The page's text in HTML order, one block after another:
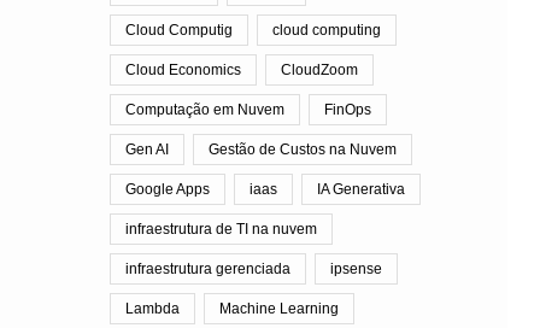
Cloud Computig cloud computing
Cloud Economics CloudZoom
Computação em Nuvem FinOps
Gen AI Gestão de Custos na Nuvem
Google Apps iaas IA Generativa
infraestrutura de TI na nuvem
infraestrutura gerenciada ipsense
Lambda Machine Learning